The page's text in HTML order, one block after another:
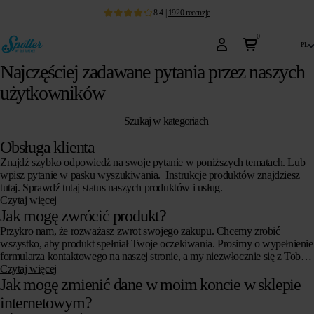
8.4 | 1920 recenzje
0
pl
Najczęściej zadawane pytania przez naszych
użytkowników
Szukaj w kategoriach
Obsługa klienta
Znajdź szybko odpowiedź na swoje pytanie w poniższych tematach. Lub
wpisz pytanie w pasku wyszukiwania. Instrukcje produktów znajdziesz
tutaj. Sprawdź tutaj status naszych produktów i usług.
Czytaj więcej
Jak mogę zwrócić produkt?
Przykro nam, że rozważasz zwrot swojego zakupu. Chcemy zrobić
wszystko, aby produkt spełniał Twoje oczekiwania. Prosimy o wypełnienie
formularza kontaktowego na naszej stronie, a my niezwłocznie się z Tobą
skontaktujemy….
Czytaj więcej
Jak mogę zmienić dane w moim koncie w sklepie
internetowym?